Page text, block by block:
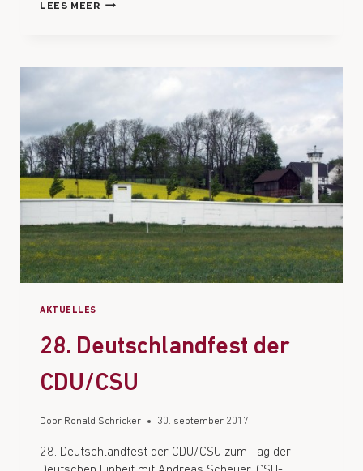
LEES MEER
AKTUELLES
28. Deutschlandfest der
CDU/CSU
Door Ronald Schricker 30. september 2017
28. Deutschlandfest der CDU/CSU zum Tag der